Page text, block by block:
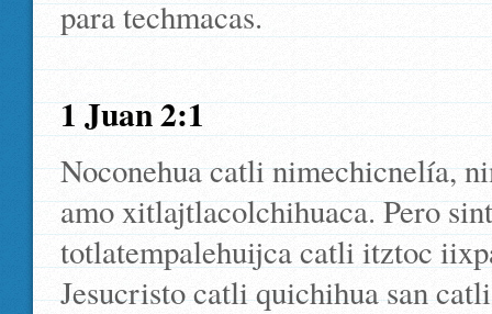
para techmacas.
1 Juan 2:1
Noconehua catli nimechicnelía,
amo xitlajtlacolchihuaca. Pero
totlatempalehuijca catli itztoc
Jesucristo catli quichihua san